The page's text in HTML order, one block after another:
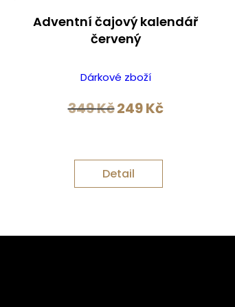
Adventní čajový kalendář
červený
Dárkové zboží
349Kč Původní
249Kč
Detail